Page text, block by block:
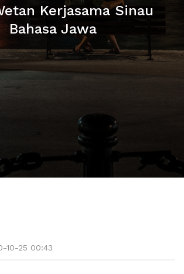
Kerjasama Sinau
Bahasa Jawa
10-25 00:43